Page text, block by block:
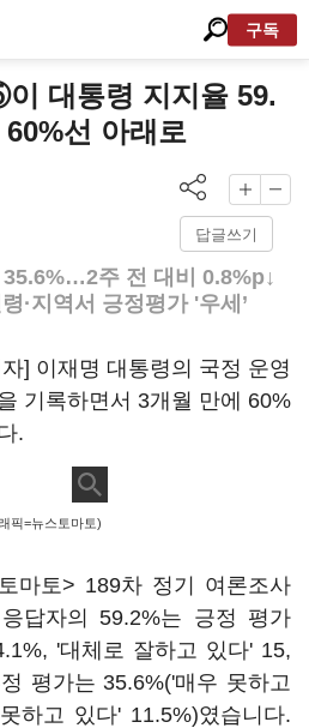
구독
대통령 지지율 59.
선 아래로
답글쓰기
주 전 대비 0.8%p↓
·지역서 긍정평가 '우세’
] 이재명 대통령의 국정 운영
기록하면서 3개월 만에 60%
.
픽=뉴스토마토)
마토> 189차 정기 여론조사
답자의 59.2%는 긍정 평가
'대체로 잘하고 있다' 15,
평가는 35.6%('매우 못하고
하고 있다' 11.5%)였습니다.